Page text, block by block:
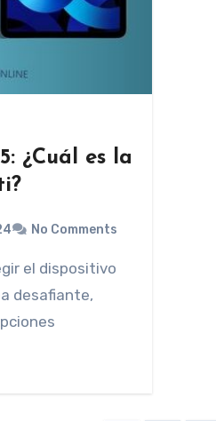
¿Cuál es la
No Comments
desafiante,